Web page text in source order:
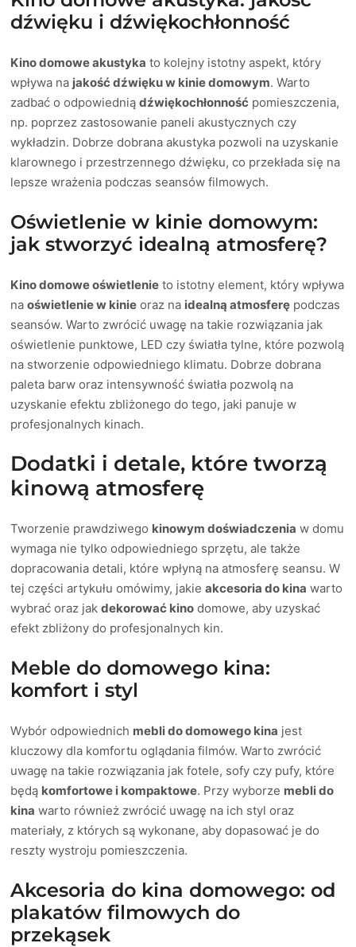
dźwięku i dźwiękochłonność
Kino domowe akustyka to kolejny istotny aspekt, który
wpływa na jakość dźwięku w kinie domowym. Warto
zadbać o odpowiedniądźwiękochłonność pomieszczenia,
np. poprzez zastosowanie paneli akustycznych czy
wykładzin. Dobrze dobrana akustyka pozwoli na uzyskanie
klarownego i przestrzennego dźwięku, co przekłada się na
lepsze wrażenia podczas seansów filmowych.
Oświetlenie w kinie domowym:
jak stworzyć idealną atmosferę?
Kino domowe oświetlenie to istotny element, który wpływa
naoświetlenie w kinie oraz na idealną atmosferę podczas
seansów. Warto zwrócić uwagę na takie rozwiązania jak
oświetlenie punktowe, LED czy światła tylne, które pozwolą
na stworzenie odpowiedniego klimatu. Dobrze dobrana
paleta barw oraz intensywność światła pozwolą na
uzyskanie efektu zbliżonego do tego, jaki panuje w
profesjonalnych kinach.
Dodatki i detale, które tworzą
kinową atmosferę
Tworzenie prawdziwego kinowym doświadczenia w domu
wymaga nie tylko odpowiedniego sprzętu, ale także
dopracowania detali, które wpłyną na atmosferę seansu. W
tej części artykułu omówimy, jakieakcesoria do kina warto
wybrać oraz jakdekorować kino domowe, aby uzyskać
efekt zbliżony do profesjonalnych kin.
Meble do domowego kina:
komfort i styl
Wybór odpowiednich mebli do domowego kina jest
kluczowy dla komfortu oglądania filmów. Warto zwrócić
uwagę na takie rozwiązania jak fotele, sofy czy pufy, które
będą komfortowe i kompaktowe. Przy wyborze mebli do
kina warto również zwrócić uwagę na ich styl oraz
materiały, z których są wykonane, aby dopasować je do
reszty wystroju pomieszczenia.
Akcesoria do kina domowego: od
plakatów filmowych do
przekąsek